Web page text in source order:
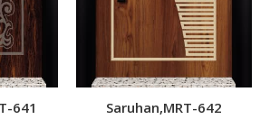
641 Saruhan,MRT-642